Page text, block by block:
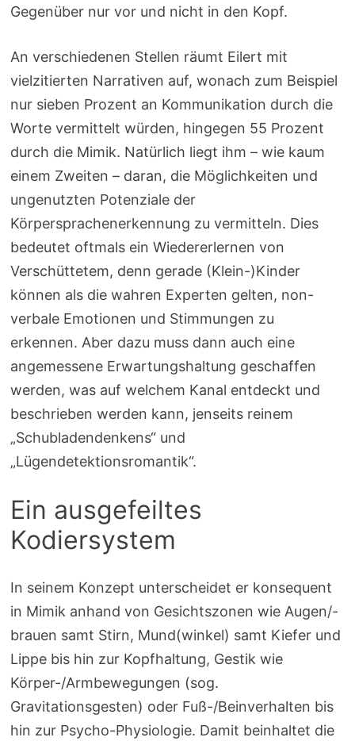
Gegenüber nur vor und nicht in den Kopf.
An verschiedenen Stellen räumt Eilert mit
vielzitierten Narrativen auf, wonach zum Beispiel
nur sieben Prozent an Kommunikation durch die
Worte vermittelt würden, hingegen 55 Prozent
durch die Mimik. Natürlich liegt ihm – wie kaum
einem Zweiten – daran, die Möglichkeiten und
ungenutzten Potenziale der
Körpersprachenerkennung zu vermitteln. Dies
bedeutet oftmals ein Wiedererlernen von
Verschüttetem, denn gerade (Klein-)Kinder
können als die wahren Experten gelten, non-
verbale Emotionen und Stimmungen zu
erkennen. Aber dazu muss dann auch eine
angemessene Erwartungshaltung geschaffen
werden, was auf welchem Kanal entdeckt und
beschrieben werden kann, jenseits reinem
„Schubladendenkens“ und
„Lügendetektionsromantik“.
Ein ausgefeiltes
Kodiersystem
In seinem Konzept unterscheidet er konsequent
in Mimik anhand von Gesichtszonen wie Augen/-
brauen samt Stirn, Mund(winkel) samt Kiefer und
Lippe bis hin zur Kopfhaltung, Gestik wie
Körper-/Armbewegungen (sog.
Gravitationsgesten) oder Fuß-/Beinverhalten bis
hin zur Psycho-Physiologie. Damit beinhaltet die